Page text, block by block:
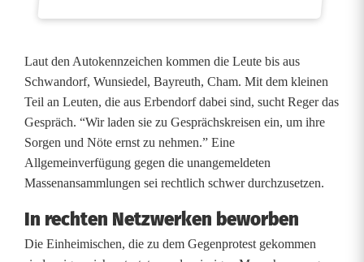
i
e
r
g
ä
n
g
Laut den Autokennzeichen kommen die Leute bis aus
Schwandorf, Wunsiedel, Bayreuth, Cham. Mit dem kleinen
Teil an Leuten, die aus Erbendorf dabei sind, sucht Reger das
Gespräch. “Wir laden sie zu Gesprächskreisen ein, um ihre
Sorgen und Nöte ernst zu nehmen.” Eine
Allgemeinverfügung gegen die unangemeldeten
Massenansammlungen sei rechtlich schwer durchzusetzen.
In rechten Netzwerken beworben
Die Einheimischen, die zu dem Gegenprotest gekommen